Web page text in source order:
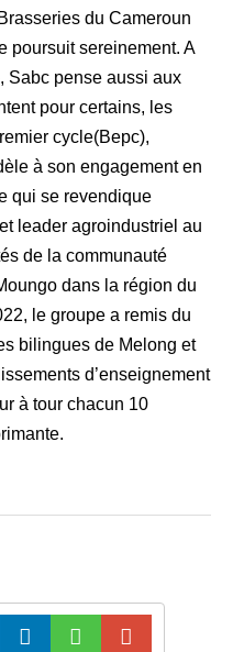
du Cameroun
poursuit sereinement. A
Sabc pense aussi aux
pour certains, les
cycle(Bepc),
à son engagement en
qui se revendique
leader agroindustriel au
de la communauté
dans la région du
le groupe a remis du
bilingues de Melong et
d’enseignement
à tour chacun 10